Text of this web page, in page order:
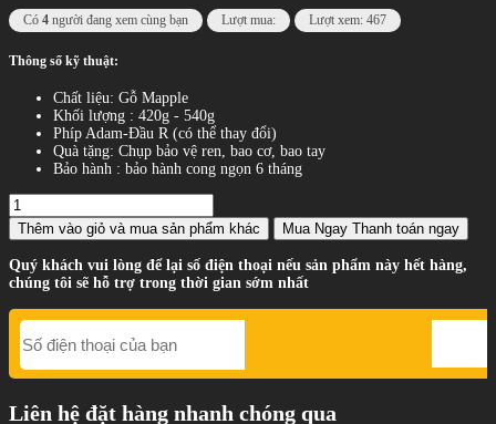
Có 4 người đang xem cùng bạn Lượt mua: Lượt xem: 467
Thông số kỹ thuật:
Chất liệu: Gỗ Mapple
Khối lượng : 420g - 540g
Phíp Adam-Đầu R (có thể thay đổi)
Quà tặng: Chụp bảo vệ ren, bao cơ, bao tay
Bảo hành : bảo hành cong ngọn 6 tháng
Thêm vào giỏ và mua sản phẩm khác Mua Ngay Thanh toán ngay
Quý khách vui lòng để lại số điện thoại nếu sản phẩm này hết hàng,
chúng tôi sẽ hỗ trợ trong thời gian sớm nhất
Liên hệ đặt hàng nhanh chóng qua